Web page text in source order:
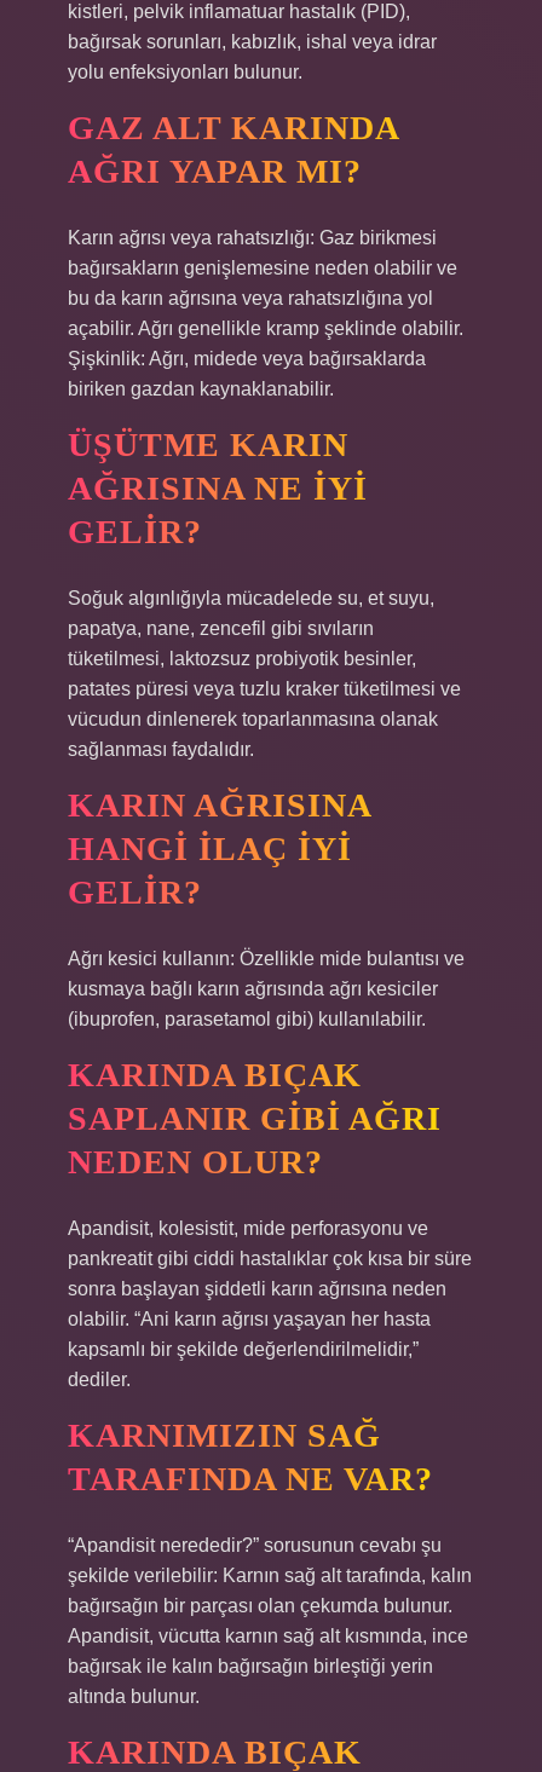
kistleri, pelvik inflamatuar hastalık (PID),
bağırsak sorunları, kabızlık, ishal veya idrar
yolu enfeksiyonları bulunur.
GAZ ALT KARINDA
AĞRI YAPAR MI?
Karın ağrısı veya rahatsızlığı: Gaz birikmesi
bağırsakların genişlemesine neden olabilir ve
bu da karın ağrısına veya rahatsızlığına yol
açabilir. Ağrı genellikle kramp şeklinde olabilir.
Şişkinlik: Ağrı, midede veya bağırsaklarda
biriken gazdan kaynaklanabilir.
ÜŞÜTME KARIN
AĞRISINA NE IYI
GELIR?
Soğuk algınlığıyla mücadelede su, et suyu,
papatya, nane, zencefil gibi sıvıların
tüketilmesi, laktozsuz probiyotik besinler,
patates püresi veya tuzlu kraker tüketilmesi ve
vücudun dinlenerek toparlanmasına olanak
sağlanması faydalıdır.
KARIN AĞRISINA
HANGI ILAÇ IYI
GELIR?
Ağrı kesici kullanın: Özellikle mide bulantısı ve
kusmaya bağlı karın ağrısında ağrı kesiciler
(ibuprofen, parasetamol gibi) kullanılabilir.
KARINDA BIÇAK
SAPLANIR GIBI AĞRI
NEDEN OLUR?
Apandisit, kolesistit, mide perforasyonu ve
pankreatit gibi ciddi hastalıklar çok kısa bir süre
sonra başlayan şiddetli karın ağrısına neden
olabilir. “Ani karın ağrısı yaşayan her hasta
kapsamlı bir şekilde değerlendirilmelidir,”
dediler.
KARNIMIZIN SAĞ
TARAFINDA NE VAR?
“Apandisit nerededir?” sorusunun cevabı şu
şekilde verilebilir: Karnın sağ alt tarafında, kalın
bağırsağın bir parçası olan çekumda bulunur.
Apandisit, vücutta karnın sağ alt kısmında, ince
bağırsak ile kalın bağırsağın birleştiği yerin
altında bulunur.
KARINDA BIÇAK